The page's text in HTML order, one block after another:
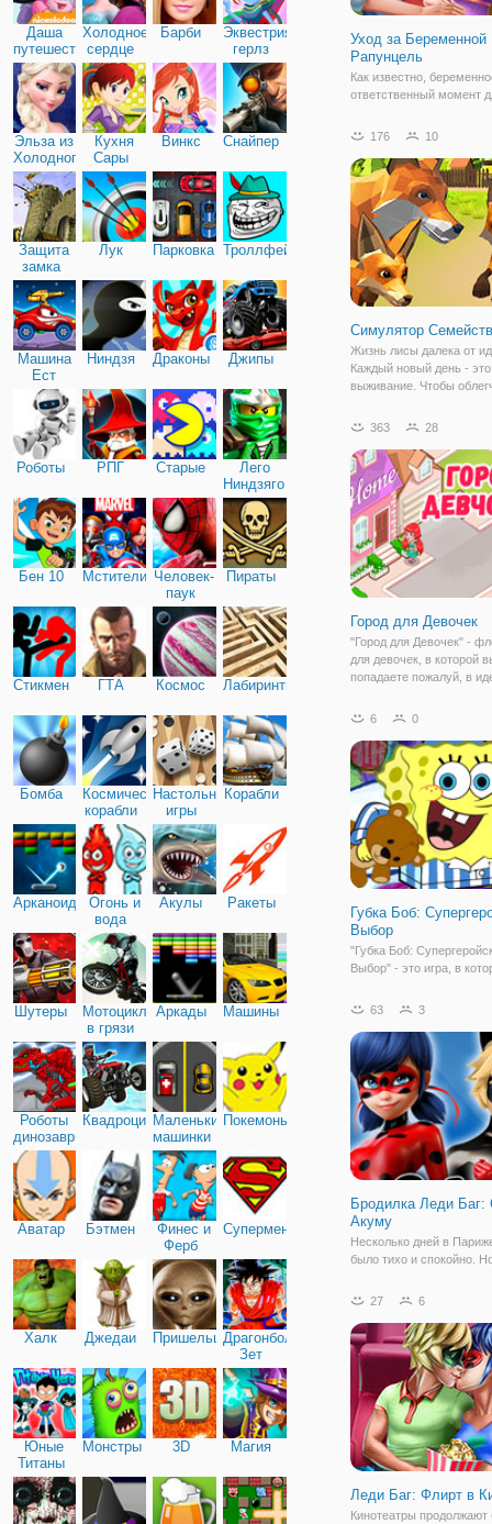
Даша
путешественница
Холодное
сердце
Барби
Эквестрия
герлз
Эльза из
Холодного
сердца
Кухня
Сары
Винкс Снайпер
Защита
замка
Лук Парковка Троллфейс
Машина
Ест
Машину
Ниндзя Драконы Джипы
Роботы РПГ Старые
Лего
Ниндзяго
Бен 10 Мстители Человек-
паук
Пираты
Стикмен ГТА Космос Лабиринты
Бомба
Космические
корабли
Настольные
игры
Корабли
Арканоид
Огонь и
вода
Акулы Ракеты
Шутеры
Мотоциклы
в грязи
Аркады Машины
Роботы
динозавры
КвадроциклыМаленькие
машинки
Покемоны
Аватар Бэтмен
Финес и
Ферб
Супермен
Халк Джедаи ПришельцыДрагонболл
Зет
Юные
Титаны
Монстры 3D Магия
Уход за Беременной
Рапунцель
Как известно,
ответственный момент
Рапунцель и Флинна
которое перевернет всю
историю. В онлайн игре
Беременной
176 10
Симулятор
Жизнь лисы далека от
Каждый новый день - это
выживание. Чтобы
фермерами. Теперь,
фермера, в обмен на
счастью и к
363 28
Город для Девочек
"Город для Девочек" -
для девочек, в которой
попадаете пожалуй, в
магазинов одежды,
прочих мест, которые
просто
6 0
Губка Боб:
Выбор
"Губка Боб:
Выбор" - это игра, в
его любимый друг
разделить их с вами.
Патрик всегда в курсе,
зачастую
63 3
Бродилка Леди Баг:
Акуму
Несколько дней в
было тихо и спокойно.
Он нашёл сердце,
Отправилась Она в
Леди Баг и Супер Кот
27 6
Леди Баг: Флирт в
Кинотеатры продолжают